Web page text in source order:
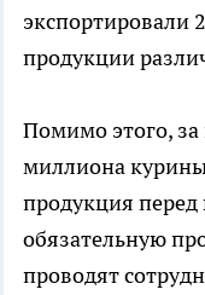
экспортировали
продукции
Помимо этого,
миллиона
продукция
обязательную
проводят